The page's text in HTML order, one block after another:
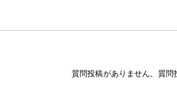
質問投稿がありません。質問